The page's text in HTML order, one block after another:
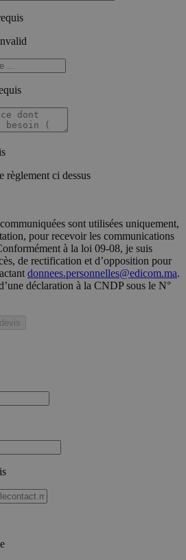
règlement ci dessus
sont utilisées uniquement,
pour recevoir les communications
à la loi 09-08, je suis
de rectification et d’opposition pour
donnees.personnelles@edicom.ma.
déclaration à la CNDP sous le N°